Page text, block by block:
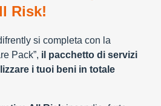
Risk!
si completa con la
Pack”, il pacchetto di servizi
i tuoi beni in totale